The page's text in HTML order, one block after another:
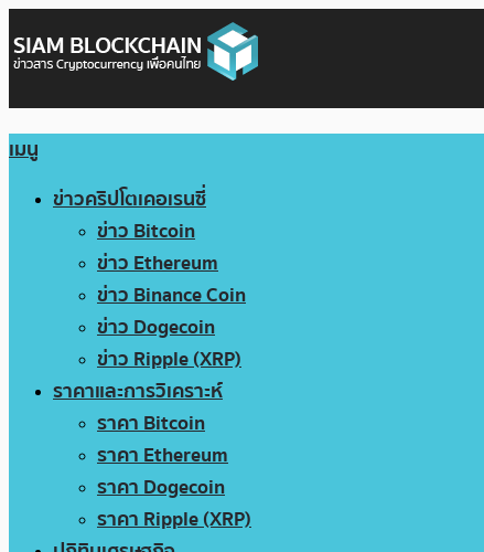
เมนู
ข่าวคริปโตเคอเรนซี่
ข่าว Bitcoin
ข่าว Ethereum
ข่าว Binance Coin
ข่าว Dogecoin
ข่าว Ripple (XRP)
ราคาและการวิเคราะห์
ราคา Bitcoin
ราคา Ethereum
ราคา Dogecoin
ราคา Ripple (XRP)